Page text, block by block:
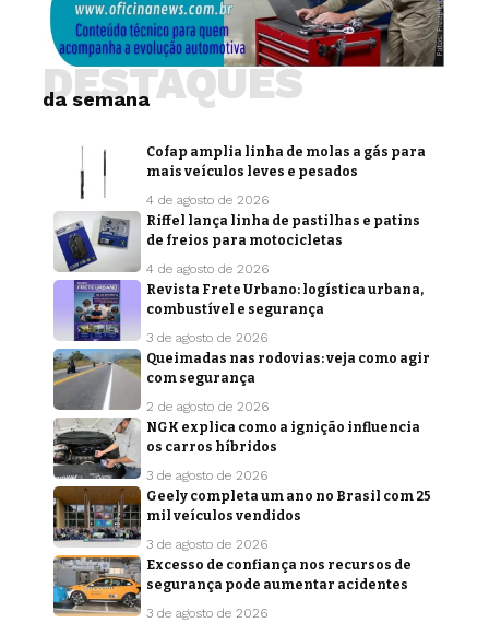
da semana
DESTAQUES
Cofap amplia linha de molas a gás para
mais veículos leves e pesados
4 de agosto de 2026
Riffel lança linha de pastilhas e patins
de freios para motocicletas
4 de agosto de 2026
Revista Frete Urbano: logística urbana,
combustível e segurança
3 de agosto de 2026
Queimadas nas rodovias: veja como agir
com segurança
2 de agosto de 2026
NGK explica como a ignição influencia
os carros híbridos
3 de agosto de 2026
Geely completa um ano no Brasil com 25
mil veículos vendidos
3 de agosto de 2026
Excesso de confiança nos recursos de
segurança pode aumentar acidentes
3 de agosto de 2026